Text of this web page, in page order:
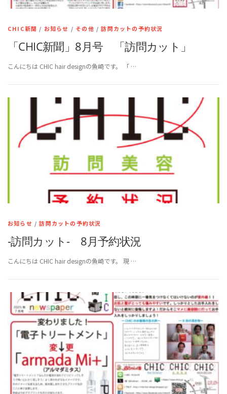
CHIC新聞 / お知らせ / その他 /訪問カットの予約状況
「CHIC新聞」8月号 「訪問カット」
こんにちは CHIC hair designの魚崎です。 「 …
お知らせ /訪問カットの予約状況
-訪問カット- 8月予約状況
こんにちは CHIC hair designの魚崎です。 現 …